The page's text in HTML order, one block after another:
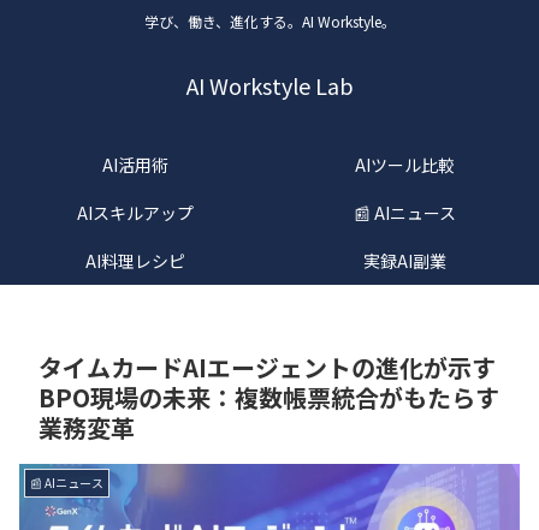
学び、働き、進化する。AI Workstyle。
AI Workstyle Lab
AI活用術
AIツール比較
AIスキルアップ
📰 AIニュース
AI料理レシピ
実録AI副業
タイムカードAIエージェントの進化が示す
BPO現場の未来：複数帳票統合がもたらす
業務変革
📰 AIニュース